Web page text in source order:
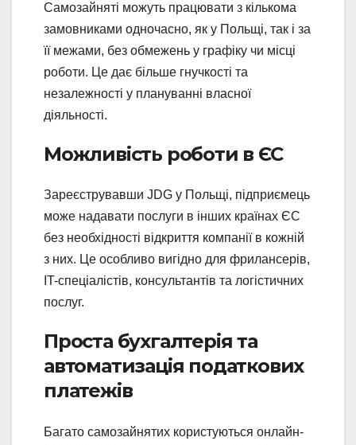
Самозайняті можуть працювати з кількома
замовниками одночасно, як у Польщі, так і за
її межами, без обмежень у графіку чи місці
роботи. Це дає більше гнучкості та
незалежності у плануванні власної
діяльності.
Можливість роботи в ЄС
Зареєструвавши JDG у Польщі, підприємець
може надавати послуги в інших країнах ЄС
без необхідності відкриття компанії в кожній
з них. Це особливо вигідно для фрилансерів,
IT-спеціалістів, консультантів та логістичних
послуг.
Проста бухгалтерія та
автоматизація податкових
платежів
Багато самозайнятих користуються онлайн-